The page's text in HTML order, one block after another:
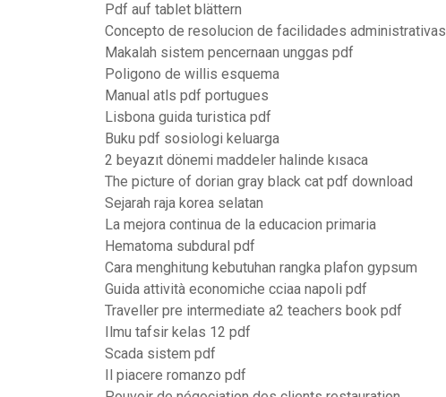
Pdf auf tablet blättern
Concepto de resolucion de facilidades administrativas
Makalah sistem pencernaan unggas pdf
Poligono de willis esquema
Manual atls pdf portugues
Lisbona guida turistica pdf
Buku pdf sosiologi keluarga
2 beyazıt dönemi maddeler halinde kısaca
The picture of dorian gray black cat pdf download
Sejarah raja korea selatan
La mejora continua de la educacion primaria
Hematoma subdural pdf
Cara menghitung kebutuhan rangka plafon gypsum
Guida attività economiche cciaa napoli pdf
Traveller pre intermediate a2 teachers book pdf
Ilmu tafsir kelas 12 pdf
Scada sistem pdf
Il piacere romanzo pdf